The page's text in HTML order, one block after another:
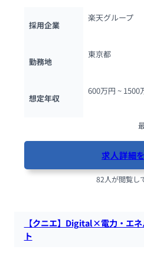
採用企業
楽天グループ
勤務地
東京都
想定年収
600万円 ~ 1500
求人詳細
82人が閲覧し
【クニエ】Digital×電力・エ
ト